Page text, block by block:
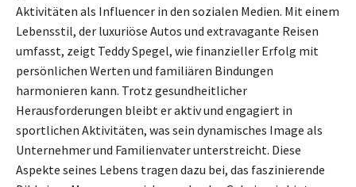
Aktivitäten als Influencer in den sozialen Medien. Mit einem
Lebensstil, der luxuriöse Autos und extravagante Reisen
umfasst, zeigt Teddy Spegel, wie finanzieller Erfolg mit
persönlichen Werten und familiären Bindungen
harmonieren kann. Trotz gesundheitlicher
Herausforderungen bleibt er aktiv und engagiert in
sportlichen Aktivitäten, was sein dynamisches Image als
Unternehmer und Familienvater unterstreicht. Diese
Aspekte seines Lebens tragen dazu bei, das faszinierende